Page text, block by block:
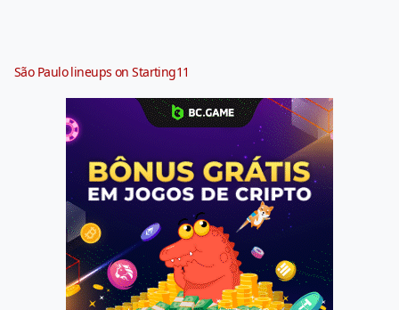
São Paulo lineups on Starting11